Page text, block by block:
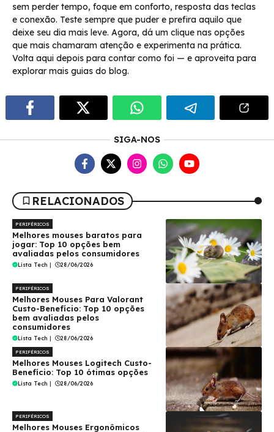
sem perder tempo, foque em conforto, resposta das teclas
e conexão. Teste sempre que puder e prefira aquilo que
deixe seu dia mais leve. Agora, dá um clique nas opções
que mais chamaram atenção e experimenta na prática.
Volta aqui depois para contar como foi — e aproveita para
explorar mais guias do blog.
SIGA-NOS
RELACIONADOS
PERIFÉRICOS
Melhores mouses baratos para
jogar: Top 10 opções bem
avaliadas pelos consumidores
Lista Tech | 28/06/2026
PERIFÉRICOS
Melhores Mouses Para Valorant
Custo-Benefício: Top 10 opções
bem avaliadas pelos
consumidores
Lista Tech | 28/06/2026
PERIFÉRICOS
Melhores Mouses Logitech Custo-
Benefício: Top 10 ótimas opções
Lista Tech | 28/06/2026
PERIFÉRICOS
Melhores Mouses Ergonômicos